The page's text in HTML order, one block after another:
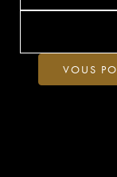
VOUS